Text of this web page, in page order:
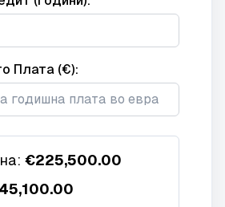
Плата (€):
€225,500.00